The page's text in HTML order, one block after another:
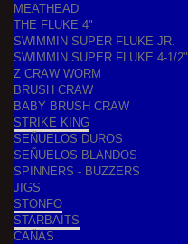
MEATHEAD
THE FLUKE 4"
SWIMMIN SUPER FLUKE JR.
SWIMMIN SUPER FLUKE 4-1/2"
Z CRAW WORM
BRUSH CRAW
BABY BRUSH CRAW
STRIKE KING
SEÑUELOS DUROS
SEÑUELOS BLANDOS
SPINNERS - BUZZERS
JIGS
STONFO
STARBAITS
CAÑAS